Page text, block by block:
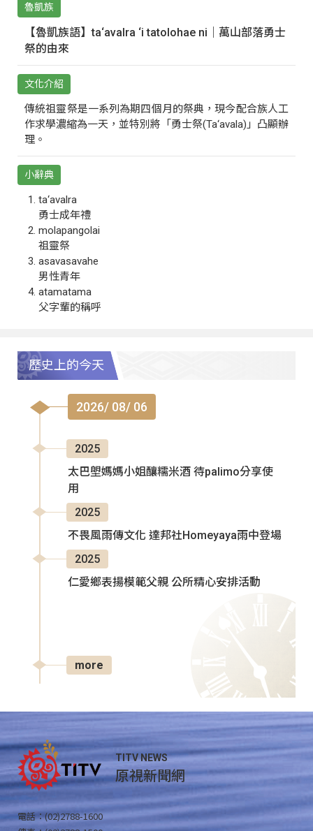
魯凱族
【魯凱族語】ta‘avalra ‘i tatolohae ni｜萬山部落勇士
祭的由來
文化介紹
傳統祖靈祭是一系列為期四個月的祭典，現今配合族人工
作求學濃縮為一天，並特別將「勇士祭(Ta‘avala)」凸顯辦
理。
小辭典
ta‘avalra
勇士成年禮
molapangolai
祖靈祭
asavasavahe
男性青年
atamatama
父字輩的稱呼
歷史上的今天
2026/ 08/ 06
2025
太巴塱媽媽小姐釀糯米酒 待palimo分享使
用
2025
不畏風雨傳文化 達邦社Homeyaya雨中登場
2025
仁愛鄉表揚模範父親 公所精心安排活動
more
TITV NEWS
原視新聞網
電話：(02)2788-1600